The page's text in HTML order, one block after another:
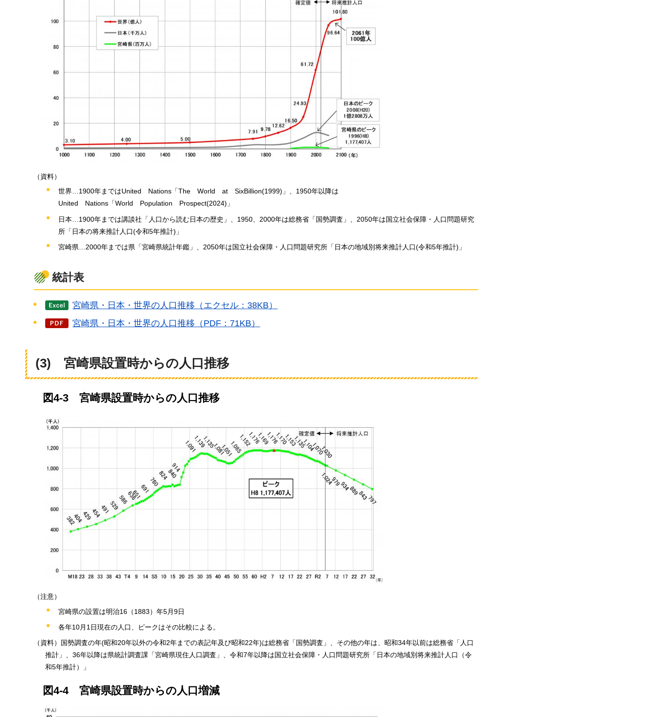
（資料）
世界…1900年まではUnited
Nations「The World at SixBillion(1999)」、1950年以降は
United
Nations「World Population Prospect(2024)」
日本…1900年までは講談社「人口から読む日本の歴史」、1950、2000年は総務省「国勢調査」、2050年は国立社会保障・人口問題研究
所「日本の将来推計人口(令和5年推計)」
宮崎県…2000年までは県「宮崎県統計年鑑」、2050年は国立社会保障・人口問題研究所「日本の地域別将来推計人口(令和5年推計)」
統計表
宮崎県・日本・世界の人口推移（エクセル：38KB）
宮崎県・日本・世界の人口推移（PDF：71KB）
(3) 宮崎県設置時からの人口推移
図4-3 宮崎県設置時からの人口推移
（注意）
宮崎県の設置は明治16（1883）年5月9日
各年10月1日現在の人口、ピークはその比較による。
（資料）国勢調査の年(昭和20年以外の令和2年までの表記年及び昭和22年)は総務省「国勢調査」、その他の年は、昭和34年以前は総務省「人口
推計」、36年以降は県統計調査課「宮崎県現住人口調査」、令和7年以降は国立社会保障・人口問題研究所「日本の地域別将来推計人口（令
和5年推計）」
図4-4 宮崎県設置時からの人口増減